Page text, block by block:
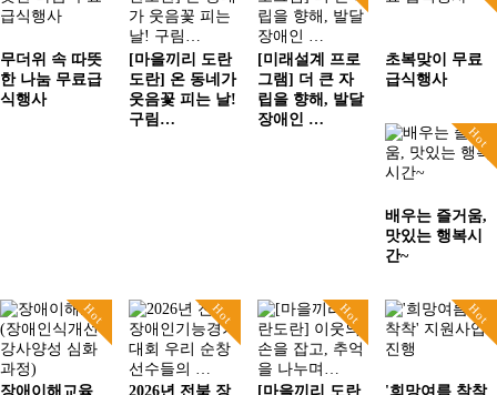
무더위 속 따뜻
한 나눔 무료급
식행사
[마을끼리 도란
도란] 온 동네가
웃음꽃 피는 날!
구림…
[미래설계 프로
그램] 더 큰 자
립을 향해, 발달
장애인 …
초복맞이 무료
급식행사
Hot
배우는 즐거움,
맛있는 행복시
간~
Hot
장애이해교육
Hot
2026년 전북 장
Hot
[마을끼리 도란
Hot
'희망여름 착착